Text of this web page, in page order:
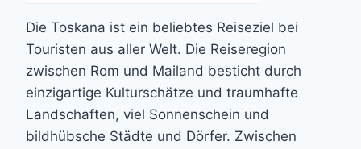
Die Toskana ist ein beliebtes Reiseziel bei
Touristen aus aller Welt. Die Reiseregion
zwischen Rom und Mailand besticht durch
einzigartige Kulturschätze und traumhafte
Landschaften, viel Sonnenschein und
bildhübsche Städte und Dörfer. Zwischen